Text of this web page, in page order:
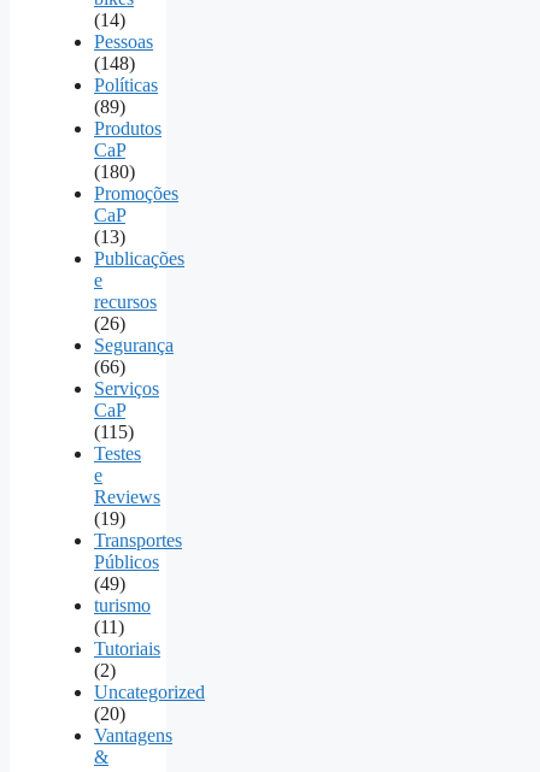
(14)
Pessoas
(148)
Políticas
(89)
Produtos
CaP
(180)
Promoções
CaP
(13)
Publicações
e
recursos
(26)
Segurança
(66)
Serviços
CaP
(115)
Testes
e
Reviews
(19)
Transportes
Públicos
(49)
turismo
(11)
Tutoriais
(2)
Uncategorized
(20)
Vantagens
&